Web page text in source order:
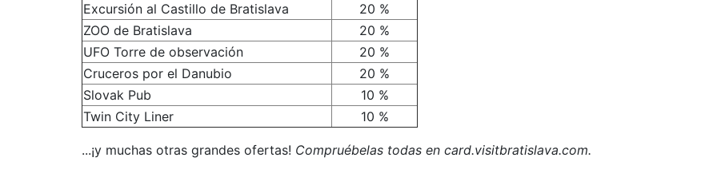
Excursión al Castillo de Bratislava
20 %
ZOO de Bratislava
20 %
UFO Torre de observación
20 %
Cruceros por el Danubio
20 %
Slovak Pub
10 %
Twin City Liner
10 %
...¡y muchas otras grandes ofertas! Compruébelas todas en card.visitbratislava.com.